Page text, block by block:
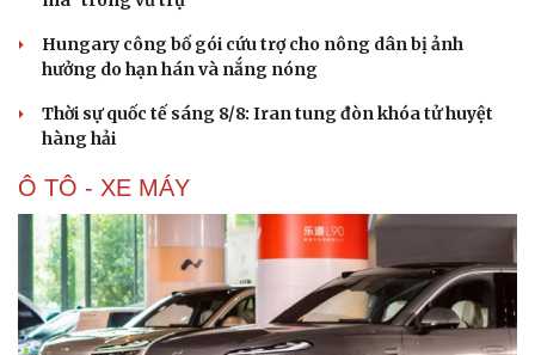
Hungary công bố gói cứu trợ cho nông dân bị ảnh
hưởng do hạn hán và nắng nóng
Thời sự quốc tế sáng 8/8: Iran tung đòn khóa tử huyệt
hàng hải
Ô TÔ - XE MÁY